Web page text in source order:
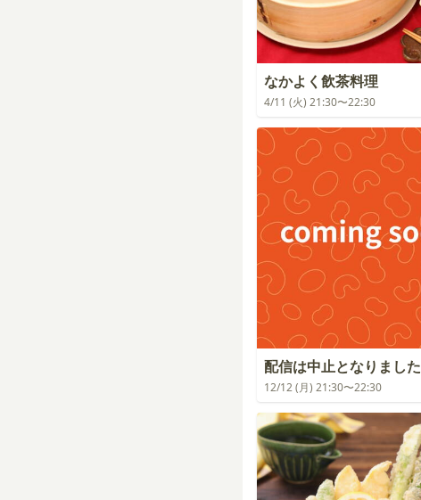
なかよく飲茶料理
4/11 (火) 21:30〜22:30
配信は中止となりました
12/12 (月) 21:30〜22:30